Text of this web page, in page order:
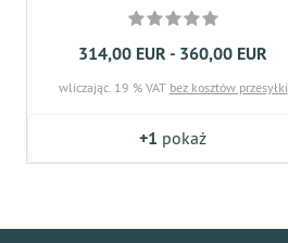
314,00 EUR - 360,00 EUR
wliczając. 19 % VAT bez kosztów przesyłki
+1 pokaż